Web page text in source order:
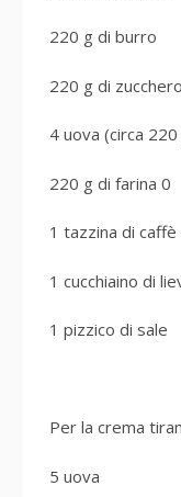
220 g di burro
220 g di zucchero
4 uova (circa 220
220 g di farina 0
1 tazzina di
1 cucchiaino di
1 pizzico di sale
Per la crema
5 uova